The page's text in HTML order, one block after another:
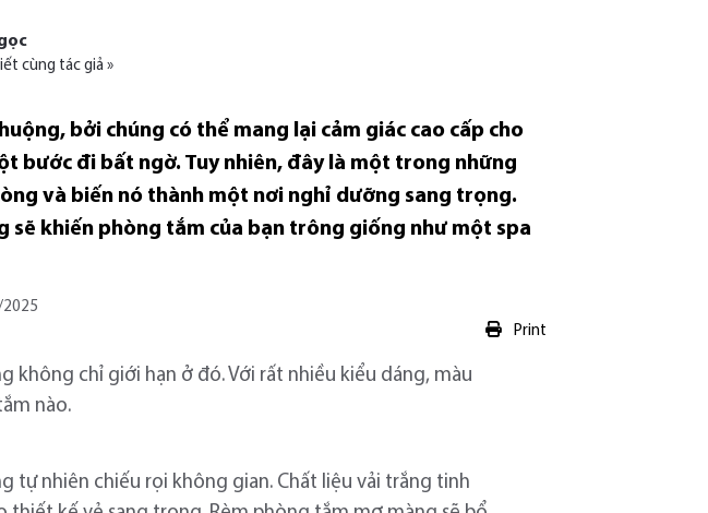
cùng tác giả »
bởi chúng có thể mang lại cảm giác cao cấp cho
bước đi bất ngờ. Tuy nhiên, đây là một trong những
và biến nó thành một nơi nghỉ dưỡng sang trọng.
sẽ khiến phòng tắm của bạn trông giống như một spa
2025
Print
không chỉ giới hạn ở đó. Với rất nhiều kiểu dáng, màu
nào.
tự nhiên chiếu rọi không gian. Chất liệu vải trắng tinh